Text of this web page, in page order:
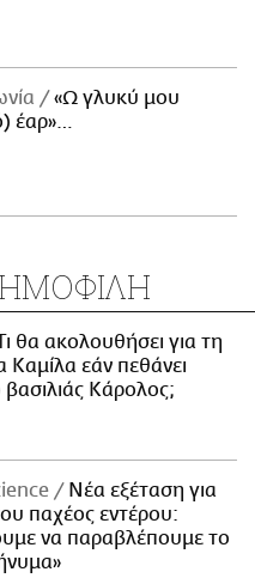
«Ω γλυκύ μου
έαρ»…
θα ακολουθήσει για τη
Καμίλα εάν πεθάνει
Κάρολος;
Νέα εξέταση για
παχέος εντέρου:
να παραβλέπουμε το